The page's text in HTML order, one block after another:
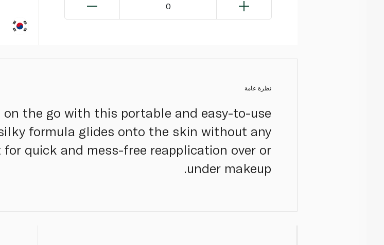
0
نظرة عامة
the go with this portable and easy-to-use
formula glides onto the skin without any
quick and mess-free reapplication over or
under makeup.